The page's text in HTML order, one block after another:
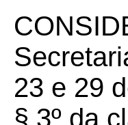
23 e 29
§ 3º da